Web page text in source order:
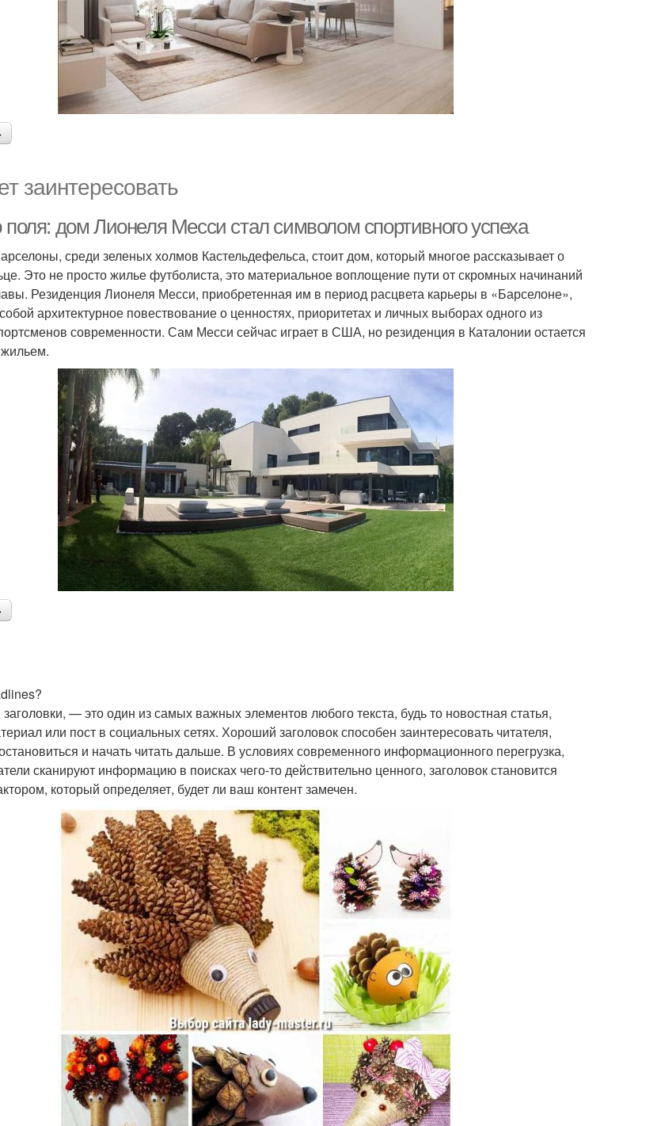
заинтересовать
поля: дом Лионеля Месси стал символом спортивного успеха
среди зеленых холмов Кастельдефельса, стоит дом, который многое рассказывает о
Это не просто жилье футболиста, это материальное воплощение пути от скромных начинаний
Резиденция Лионеля Месси, приобретенная им в период расцвета карьеры в «Барселоне»,
архитектурное повествование о ценностях, приоритетах и личных выборах одного из
современности. Сам Месси сейчас играет в США, но резиденция в Каталонии остается
— это один из самых важных элементов любого текста, будь то новостная статья,
или пост в социальных сетях. Хороший заголовок способен заинтересовать читателя,
и начать читать дальше. В условиях современного информационного перегрузка,
сканируют информацию в поисках чего-то действительно ценного, заголовок становится
который определяет, будет ли ваш контент замечен.